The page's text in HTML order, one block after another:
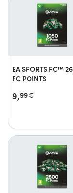
EA SPORTS FC™
FC POINTS
9,99€